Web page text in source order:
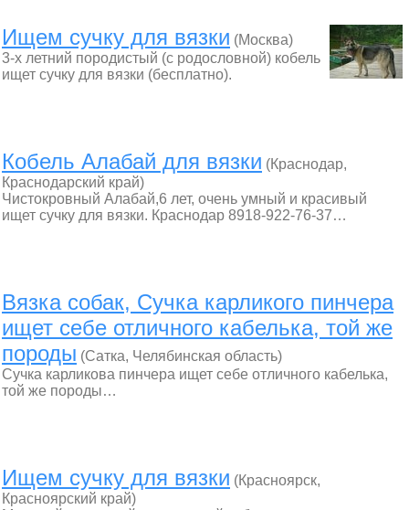
Ищем сучку для вязки (Москва)
3-х летний породистый (с родословной) кобель
ищет сучку для вязки (бесплатно).
Кобель Алабай для вязки (Краснодар,
Краснодарский край)
Чистокровный Алабай,6 лет, очень умный и красивый
ищет сучку для вязки. Краснодар 8918-922-76-37…
Вязка собак, Сучка карликого пинчера
ищет себе отличного кабелька, той же
породы (Сатка, Челябинская область)
Сучка карликова пинчера ищет себе отличного кабелька,
той же породы…
Ищем сучку для вязки (Красноярск,
Красноярский край)